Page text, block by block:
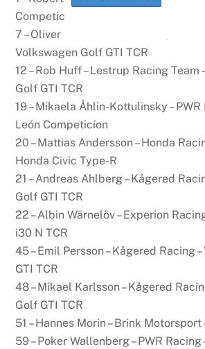
Competicíon
7 – Oliver Söderström – Lestrup
Volkswagen Golf GTI TCR
12 – Rob Huff – Lestrup Racing Team
Golf GTI TCR
19 – Mikaela Åhlin-Kottulinsky – PWR
León Competicíon
20 – Mattias Andersson – Honda
Honda Civic Type-R
21 – Andreas Ahlberg – Kågered
Golf GTI TCR
22 – Albin Wärnelöv – Experion
i30 N TCR
45 – Emil Persson – Kågered Racing
GTI TCR
48 – Mikael Karlsson – Kågered
Golf GTI TCR
51 – Hannes Morin – Brink Motorsport
59 – Poker Wallenberg – PWR Racing